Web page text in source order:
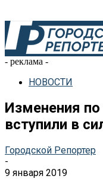
- реклама -
НОВОСТИ
Изменения
вступили в
Городской Репортер
-
9 января 2019